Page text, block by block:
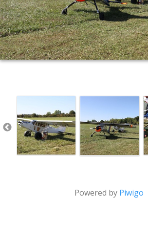
Powered by Piwigo